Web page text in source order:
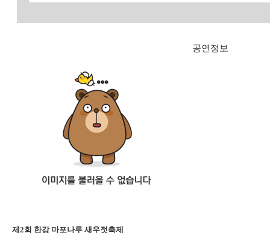
공연정보
제2회 한강 마포나루 새우젓축제